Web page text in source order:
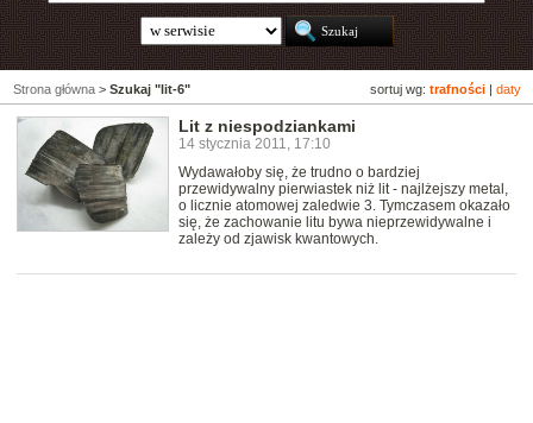
sortuj wg: trafności daty
Strona główna > Szukaj "lit-6"
Lit z niespodziankami
14 stycznia 2011, 17:10
Wydawałoby się, że trudno o bardziej
przewidywalny pierwiastek niż lit - najlżejszy metal,
o licznie atomowej zaledwie 3. Tymczasem okazało
się, że zachowanie litu bywa nieprzewidywalne i
zależy od zjawisk kwantowych.